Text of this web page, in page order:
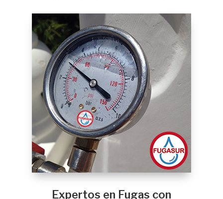
Expertos en Fugas con